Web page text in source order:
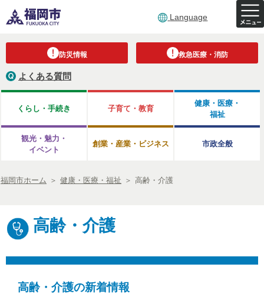
Language
防災情報 救急医療・消防
よくある質問
くらし・手続き 子育て・教育
健康・医療・
福祉
観光・魅力・
イベント
創業・産業・ビジネス 市政全般
福岡市ホーム ＞ 健康・医療・福祉 ＞ 高齢・介護
高齢・介護
高齢・介護の新着情報